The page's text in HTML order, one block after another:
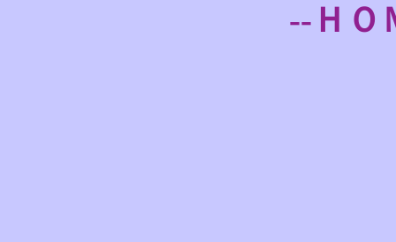
--ＨＯ